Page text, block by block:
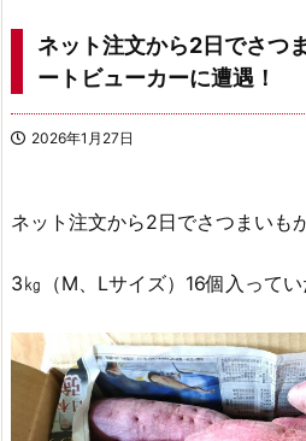
ネット注文から2日でさつ
ートビューカーに遭遇！
2026年1月27日
ネット注文から2日でさつまいも
3㎏（M、Lサイズ）16個入ってい